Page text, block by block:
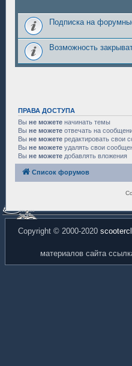
Подписка на
Возможность
ПРАВА ДОСТУПА
Вы не можете начинать темы
Вы не можете отвечать на
Вы не можете редактировать свои
Вы не можете удалять свои
Вы не можете добавлять вложения
Список форумов
Copyright © 2000-2020
материалов сайта